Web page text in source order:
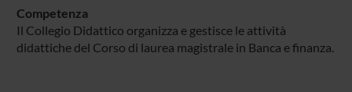
Competenza
Il Collegio Didattico organizza e gestisce le attività
didattiche del Corso di laurea magistrale in Banca e finanza.